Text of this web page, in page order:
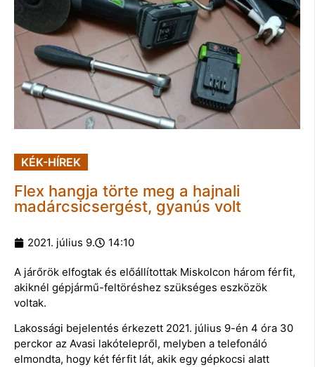
KÉK-HÍREK
Flex hangja törte meg a hajnali
madárcsicsergést, gyanús volt
2021. július 9. 14:10
A járőrök elfogtak és előállítottak Miskolcon három férfit,
akiknél gépjármű-feltöréshez szükséges eszközök
voltak.
Lakossági bejelentés érkezett 2021. július 9-én 4 óra 30
perckor az Avasi lakótelepről, melyben a telefonáló
elmondta, hogy két férfit lát, akik egy gépkocsi alatt